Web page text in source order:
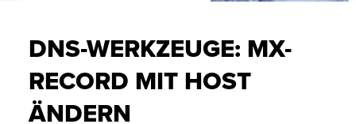
DNS-WERKZEUGE: MX-
RECORD MIT HOST
ÄNDERN